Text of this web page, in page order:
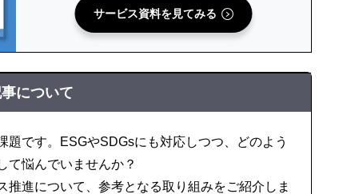
サービス資料を見てみる
について
です。ESGやSDGsにも対応しつつ、どのよう
て悩んでいませんか？
進について、参考となる取り組みをご紹介しま